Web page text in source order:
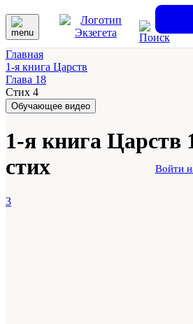
Войти
Главная
1-я книга Царств
Глава 18
Стих 4
Обучающее видео
1-я книга Царств
стих
3